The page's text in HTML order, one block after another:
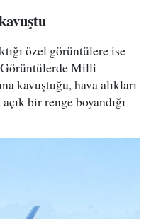
özel görüntülere ise
Görüntülerde Milli
kavuştuğu, hava alıkları
bir renge boyandığı